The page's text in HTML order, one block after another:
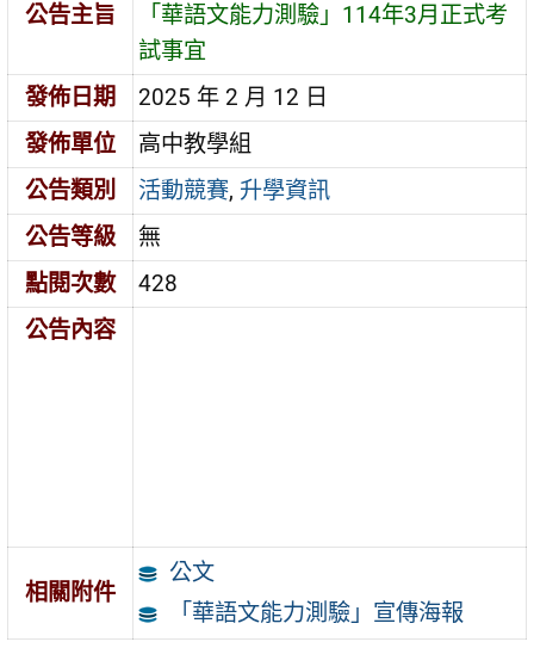
公告主旨
「華語文能力測驗」114年3月正式考
試事宜
發佈日期
2025 年 2 月 12 日
發佈單位
高中教學組
公告類別
活動競賽, 升學資訊
公告等級
無
點閱次數
428
公告內容
相關附件
公文
「華語文能力測驗」宣傳海報